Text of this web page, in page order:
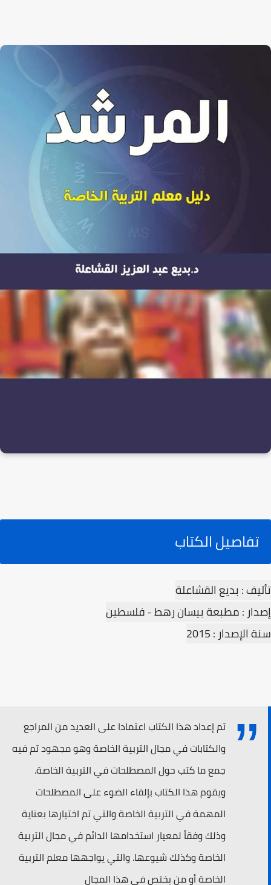
تفاصيل الكتاب
تأليف : بديع القشاعلة
إصدار : مطبعة بيسان رهط - فلسطين
سنة الإصدار : 2015
تم إعداد هذا الكتاب اعتمادا على العديد من المراجع
والكتابات في مجال التربية الخاصة وهو مجهود تم فيه
جمع ما كتب حول المصطلحات في التربية الخاصة.
ويقوم هذا الكتاب بإلقاء الضوء على المصطلحات
المهمة في التربية الخاصة والتي تم اختيارها بعناية
وذلك وفقاً لمعيار استخدامها الدائم في مجال التربية
الخاصة وكذلك شيوعها. والتي يواجهها معلم التربية
الخاصة أو من يختص في هذا المجال